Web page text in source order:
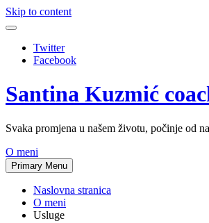
Skip to content
Twitter
Facebook
Santina Kuzmić
Svaka promjena u našem životu, počinje od
O meni
Primary Menu
Naslovna stranica
O meni
Usluge